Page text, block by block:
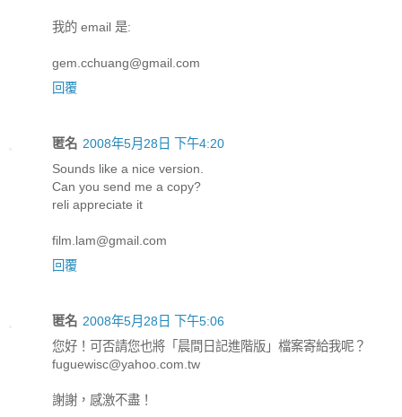
我的 email 是:
gem.cchuang@gmail.com
回覆
匿名 2008年5月28日 下午4:20
Sounds like a nice version.
Can you send me a copy?
reli appreciate it
film.lam@gmail.com
回覆
匿名 2008年5月28日 下午5:06
您好！可否請您也將「晨間日記進階版」檔案寄給我呢？
fuguewisc@yahoo.com.tw
謝謝，感激不盡！